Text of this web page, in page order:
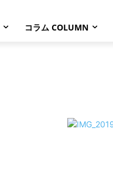
コラム COLUMN